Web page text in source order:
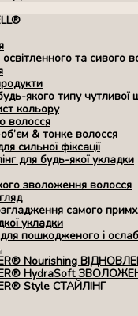
освітленного та сивого
якого типу чутливої
кольору
волосся
& тонке волосся
сильної фіксації
для будь-якої укладки
зволоження волосся
самого
укладки
для пошкодженого і
Nourishing
HydraSoft
Style СТАЙЛІНГ